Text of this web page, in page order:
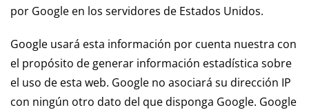
por Google en los servidores de Estados Unidos.
Google usará esta información por cuenta nuestra con
el propósito de generar información estadística sobre
el uso de esta web. Google no asociará su dirección IP
con ningún otro dato del que disponga Google. Google